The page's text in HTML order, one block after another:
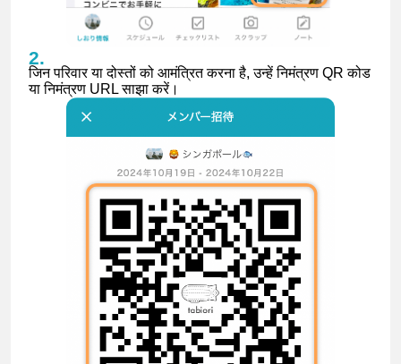
जिन परिवार या दोस्तों को आमंत्रित करना है, उन्हें निमंत्रण QR कोड
या निमंत्रण URL साझा करें।